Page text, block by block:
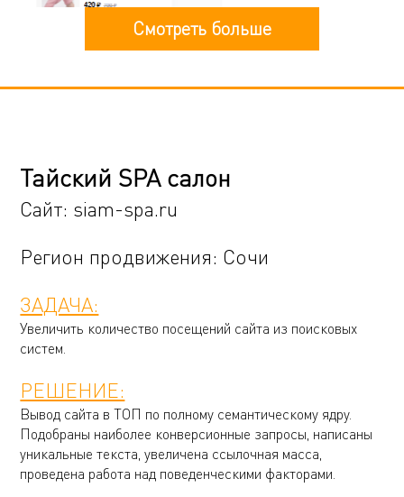
Смотреть больше
Тайский SPA салон
Сайт: siam-spa.ru
Регион продвижения: Сочи
ЗАДАЧА:
Увеличить количество посещений сайта из поисковых
систем.
РЕШЕНИЕ:
Вывод сайта в ТОП по полному семантическому ядру.
Подобраны наиболее конверсионные запросы, написаны
уникальные текста, увеличена ссылочная масса,
проведена работа над поведенческими факторами.